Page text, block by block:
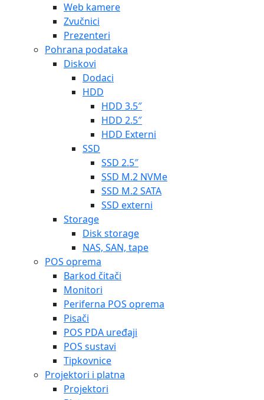
Web kamere
Zvučnici
Prezenteri
Pohrana podataka
Diskovi
Dodaci
HDD
HDD 3.5″
HDD 2.5″
HDD Externi
SSD
SSD 2.5″
SSD M.2 NVMe
SSD M.2 SATA
SSD externi
Storage
Disk storage
NAS, SAN, tape
POS oprema
Barkod čitači
Monitori
Periferna POS oprema
Pisači
POS PDA uređaji
POS sustavi
Tipkovnice
Projektori i platna
Projektori